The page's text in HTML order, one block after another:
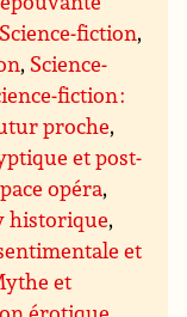
Science-fiction,
, Science-
fiction :
proche,
et post-
opéra,
historique,
et
et